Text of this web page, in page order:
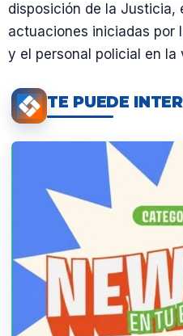
disposición de la Justicia,
actuaciones iniciadas por
y el personal policial en la
TE PUEDE